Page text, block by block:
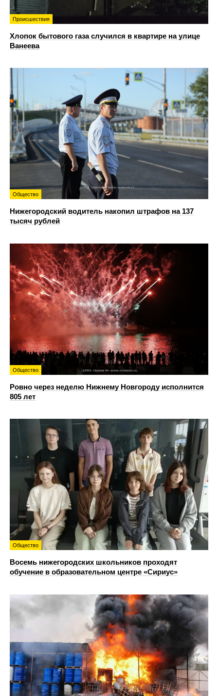
Происшествия
Хлопок бытового газа случился в квартире на улице
Ванеева
Общество
Нижегородский водитель накопил штрафов на 137
тысяч рублей
Общество
Ровно через неделю Нижнему Новгороду исполнится
805 лет
Общество
Восемь нижегородских школьников проходят
обучение в образовательном центре «Сириус»